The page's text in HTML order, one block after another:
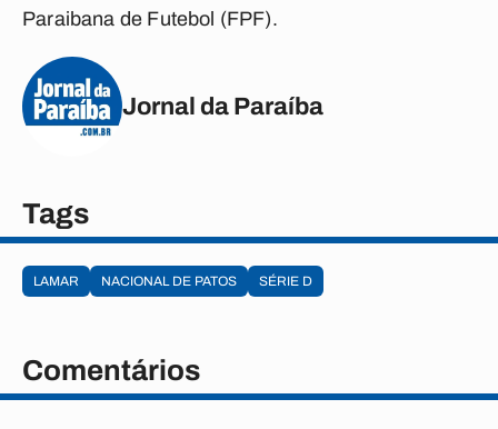
Paraibana de Futebol (FPF).
Jornal da Paraíba
Tags
LAMAR NACIONAL DE PATOS SÉRIE D
Comentários